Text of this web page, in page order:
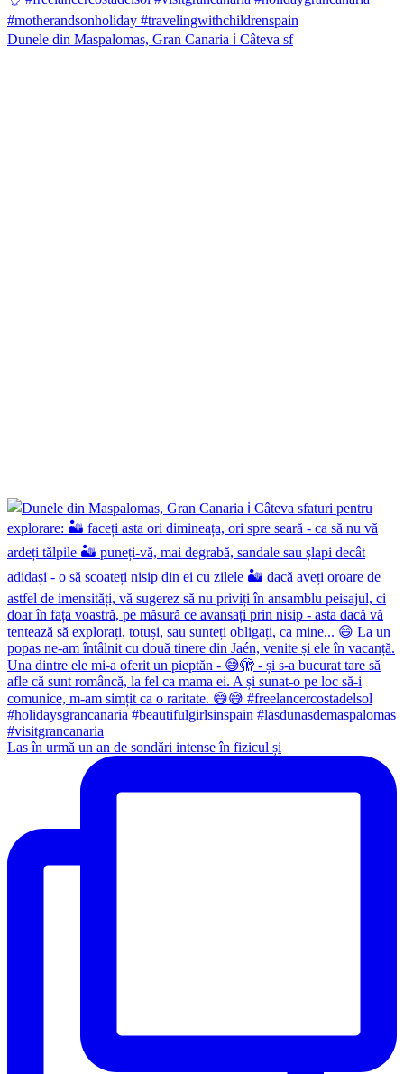
Dunele din Maspalomas, Gran Canaria ℹ️ Câteva sf
Las în urmă un an de sondări intense în fizicul și